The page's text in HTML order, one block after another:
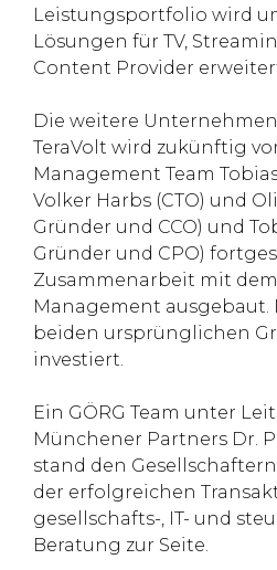
Leistungsportfolio wird
Lösungen für TV,
Content Provider
Die weitere
TeraVolt wird zukünftig
Management Team
Volker Harbs (CTO) und
Gründer und CCO) und
Gründer und CPO)
Zusammenarbeit mit
Management ausgebaut.
beiden ursprünglichen
investiert.
Ein GÖRG Team unter
Münchener Partners Dr.
stand den
der erfolgreichen
gesellschafts-, IT- und
Beratung zur Seite.